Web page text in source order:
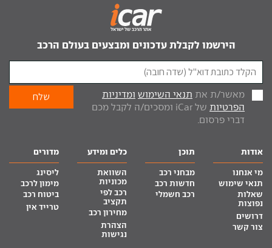
הירשמו לקבלת עדכונים ומבצעים בעולם הרכב
מאשר/ת את תנאי השימוש ומדיניות
הפרטיות
של iCar ומסכים/ה לקבל מכם
דברי פרסום.
אודות
מי אנחנו
תנאי שימוש
שאלות
נפוצות
דרושים
צור קשר
תוכן
מבחני רכב
חדשות רכב
רכב חשמלי
כלים ומידע
השוואת
מכוניות
רכב לפי
תקציב
מחירון רכב
הצהרת
נגישות
מדורים
ליסינג
מימון לרכב
ביטוח רכב
טרייד אין